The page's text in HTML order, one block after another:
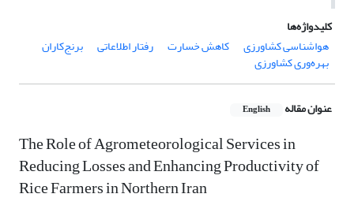
کلیدواژه‌ها
هواشناسی کشاورزی
کاهش خسارت رفتار اطلاعاتی برنج‌کاران
بهره‌وری کشاورزی
عنوان مقاله English
The Role of Agrometeorological Services in
Reducing Losses and Enhancing Productivity of
Rice Farmers in Northern Iran